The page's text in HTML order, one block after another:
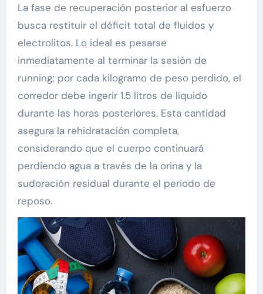
La fase de recuperación posterior al esfuerzo
busca restituir el déficit total de fluidos y
electrolitos. Lo ideal es pesarse
inmediatamente al terminar la sesión de
running; por cada kilogramo de peso perdido, el
corredor debe ingerir 1.5 litros de líquido
durante las horas posteriores. Esta cantidad
asegura la rehidratación completa,
considerando que el cuerpo continuará
perdiendo agua a través de la orina y la
sudoración residual durante el periodo de
reposo.